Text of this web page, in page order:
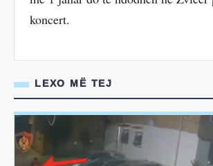
koncert.
LEXO MË TEJ